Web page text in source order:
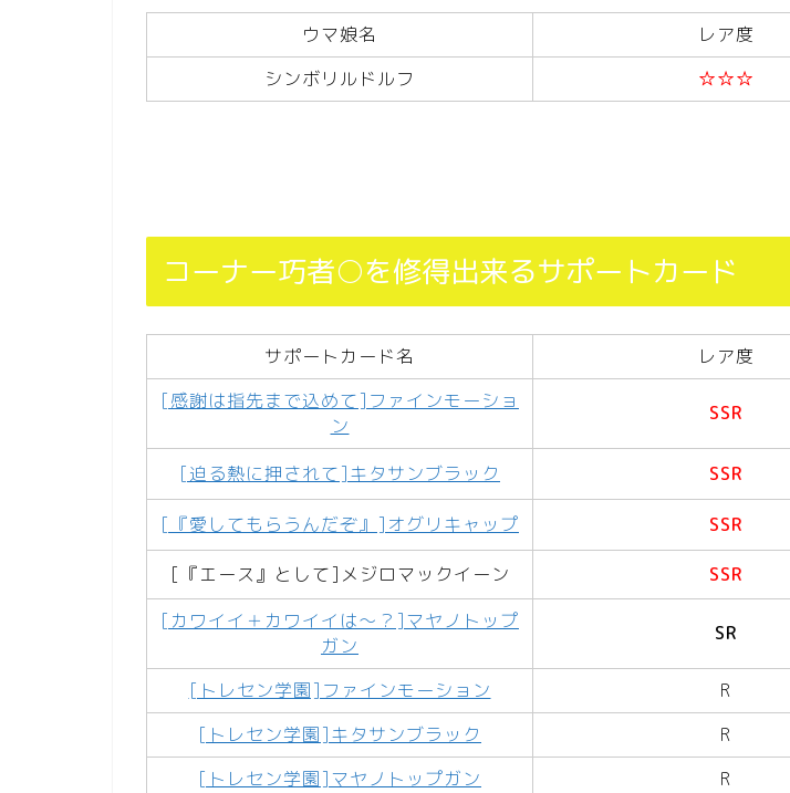
ウマ娘名
レア度
シンボリルドルフ
☆☆☆
コーナー巧者○を修得出来るサポートカード
サポートカード名
レア度
[感謝は指先まで込めて]ファインモーショ
ン
SSR
[迫る熱に押されて]キタサンブラック SSR
[『愛してもらうんだぞ』]オグリキャップ SSR
[『エース』として]メジロマックイーン
SSR
[カワイイ＋カワイイは～？]マヤノトップ
ガン
SR
[トレセン学園]ファインモーション
R
[トレセン学園]キタサンブラック
R
[トレセン学園]マヤノトップガン
R